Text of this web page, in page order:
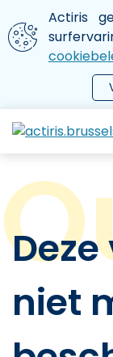
Aller au contenu
We gebruiken
Actiris
le menu
niet